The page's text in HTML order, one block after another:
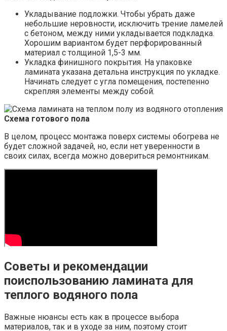
Укладывание подложки. Чтобы убрать даже
небольшие неровности, исключить трение ламелей
с бетоном, между ними укладывается подкладка.
Хорошим вариантом будет перфорированный
материал с толщиной 1,5-3 мм.
Укладка финишного покрытия. На упаковке
ламината указана детальна инструкция по укладке.
Начинать следует с угла помещения, постепенно
скрепляя элементы между собой.
Схема готового пола
В целом, процесс монтажа поверх системы обогрева не
будет сложной задачей, но, если нет уверенности в
своих силах, всегда можно довериться ремонтникам.
Советы и рекомендации
поиспользованию ламината для
теплого водяного пола
Важные нюансы есть как в процессе выбора
материалов, так и в уходе за ним, поэтому стоит